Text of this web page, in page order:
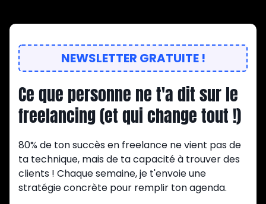
NEWSLETTER GRATUITE !
Ce que personne ne t'a dit sur le
freelancing (et qui change tout !)
80% de ton succès en freelance ne vient pas de
ta technique, mais de ta capacité à trouver des
clients ! Chaque semaine, je t'envoie une
stratégie concrète pour remplir ton agenda.